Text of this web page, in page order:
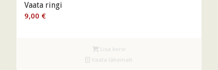
Vaata ringi
9,00 €
Lisa korvi
Vaata lähemalt